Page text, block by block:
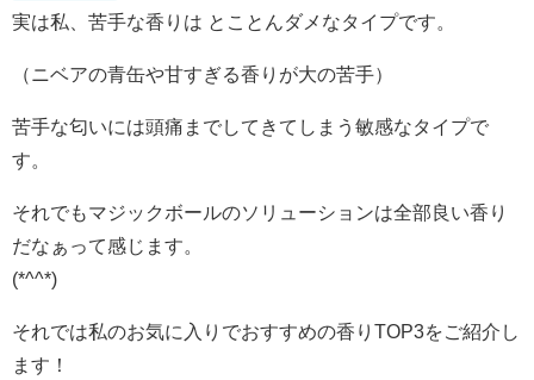
実は私、苦手な香りは とことんダメなタイプです。
（ニベアの青缶や甘すぎる香りが大の苦手）
苦手な匂いには頭痛までしてきてしまう敏感なタイプで
す。
それでもマジックボールのソリューションは全部良い香り
だなぁって感じます。
(*^^*)
それでは私のお気に入りでおすすめの香りTOP3をご紹介し
ます！